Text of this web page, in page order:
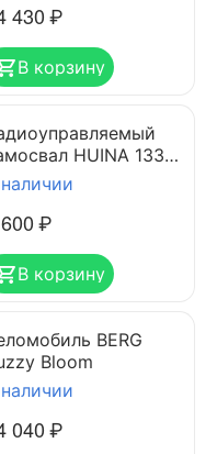
430₽
В корзину
HUINA 1332
₽
В корзину
BERG
Bloom
040₽